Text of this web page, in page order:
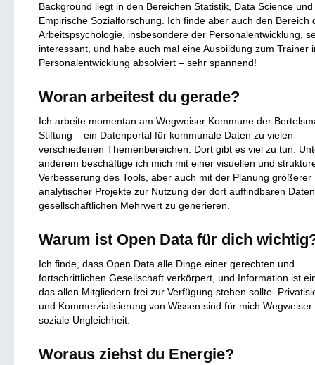
Background liegt in den Bereichen Statistik, Data Science und
Empirische Sozialforschung. Ich finde aber auch den Bereich
Arbeitspsychologie, insbesondere der Personalentwicklung,
interessant, und habe auch mal eine Ausbildung zum Trainer
Personalentwicklung absolviert – sehr spannend!
Woran arbeitest du gerade?
Ich arbeite momentan am Wegweiser Kommune der
Stiftung – ein Datenportal für kommunale Daten zu vielen
verschiedenen Themenbereichen. Dort gibt es viel zu tun.
anderem beschäftige ich mich mit einer visuellen und
Verbesserung des Tools, aber auch mit der Planung größerer
analytischer Projekte zur Nutzung der dort auffindbaren
gesellschaftlichen Mehrwert zu generieren.
Warum ist Open Data für dich
Ich finde, dass Open Data alle Dinge einer gerechten und
fortschrittlichen Gesellschaft verkörpert, und Information ist
das allen Mitgliedern frei zur Verfügung stehen sollte.
und Kommerzialisierung von Wissen sind für mich Wegweiser
soziale Ungleichheit.
Woraus ziehst du Energie?